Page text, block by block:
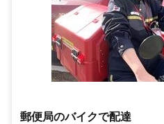
郵便局のバイクで配達